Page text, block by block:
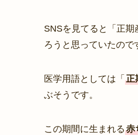
SNSを見てると「正
ろうと思っていたので
医学用語としては「 正
ぶそうです。
この期間に生まれる 赤